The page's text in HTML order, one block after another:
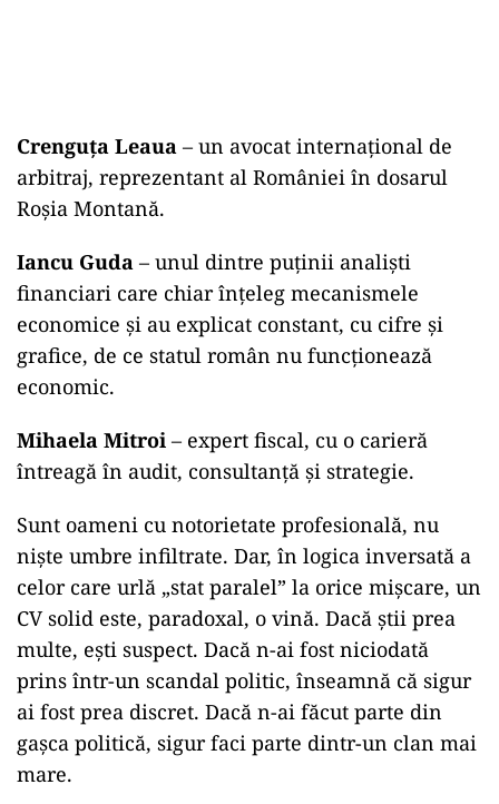
Crenguţa Leaua – un avocat internațional de
arbitraj, reprezentant al României în dosarul
Roșia Montană.
Iancu Guda – unul dintre puținii analiști
financiari care chiar înțeleg mecanismele
economice și au explicat constant, cu cifre și
grafice, de ce statul român nu funcționează
economic.
Mihaela Mitroi – expert fiscal, cu o carieră
întreagă în audit, consultanță și strategie.
Sunt oameni cu notorietate profesională, nu
niște umbre infiltrate. Dar, în logica inversată a
celor care urlă „stat paralel” la orice mișcare, un
CV solid este, paradoxal, o vină. Dacă știi prea
multe, ești suspect. Dacă n-ai fost niciodată
prins într-un scandal politic, înseamnă că sigur
ai fost prea discret. Dacă n-ai făcut parte din
gașca politică, sigur faci parte dintr-un clan mai
mare.